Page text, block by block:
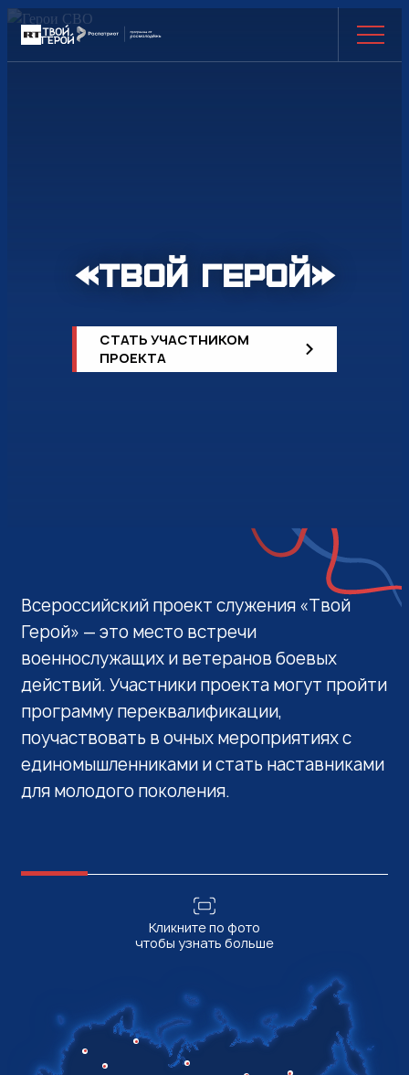
«Твой Герой»
СТАТЬ УЧАСТНИКОМ
ПРОЕКТА
Всероссийский проект служения «Твой
Герой» — это место встречи
военнослужащих и ветеранов боевых
действий. Участники проекта могут пройти
программу переквалификации,
поучаствовать в очных мероприятиях с
единомышленниками и стать наставниками
для молодого поколения.
Карта
Кликните по фото
чтобы узнать больше